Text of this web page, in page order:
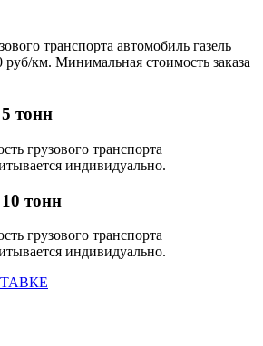
транспорта автомобиль газель
руб/км. Минимальная стоимость заказа
тонн
грузового транспорта
индивидуально.
тонн
грузового транспорта
индивидуально.